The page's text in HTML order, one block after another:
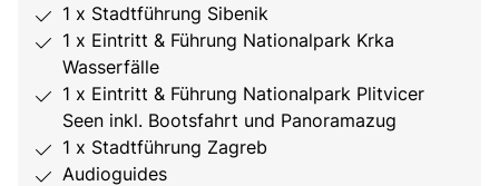
1 x Stadtführung Sibenik
1 x Eintritt & Führung Nationalpark Krka
Wasserfälle
1 x Eintritt & Führung Nationalpark Plitvicer
Seen inkl. Bootsfahrt und Panoramazug
1 x Stadtführung Zagreb
Audioguides